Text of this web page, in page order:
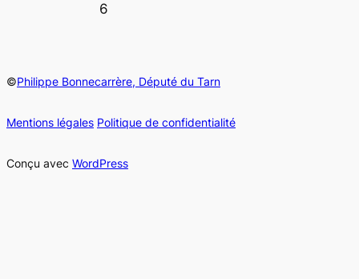
6
©Philippe Bonnecarrère, Député du Tarn
Mentions légales Politique de confidentialité
Conçu avec WordPress